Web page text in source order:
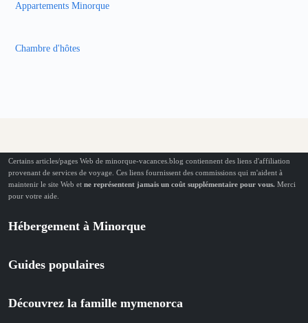
Appartements Minorque
Chambre d'hôtes
Certains articles/pages Web de minorque-vacances.blog contiennent des liens d'affiliation
provenant de services de voyage. Ces liens fournissent des commissions qui m'aident à
maintenir le site Web et ne représentent jamais un coût supplémentaire pour vous. Merci
pour votre aide.
Hébergement à Minorque
Guides populaires
Découvrez la famille mymenorca